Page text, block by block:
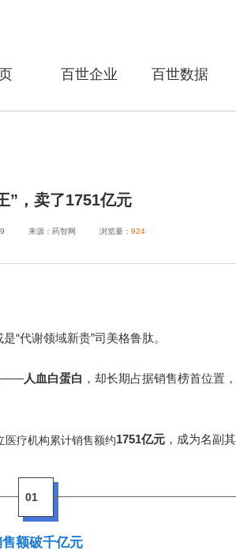
百世企业 百世数据
”，卖了1751亿元
来源：药智网 浏览量： 924
“代谢领域新贵”司美格鲁肽。
——人血白蛋白 ，却长期占据销售榜首位置
医疗机构累计销售额约1751亿元 ，成为名副
01
额破千亿元